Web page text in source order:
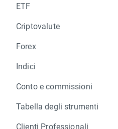
ETF
Criptovalute
Forex
Indici
Conto e commissioni
Tabella degli strumenti
Clienti Professionali